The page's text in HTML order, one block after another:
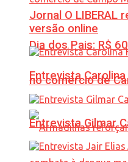
Dia dos Pais: R$
no comércio de
Jornal O LIBERAL
versão online
Entrevista
Entrevista Gilmar